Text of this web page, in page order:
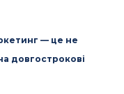
— це не
довгострокові